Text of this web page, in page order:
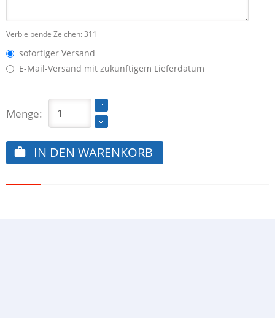
Verbleibende Zeichen: 311
sofortiger Versand
E-Mail-Versand mit zukünftigem Lieferdatum
Menge:
IN DEN WARENKORB